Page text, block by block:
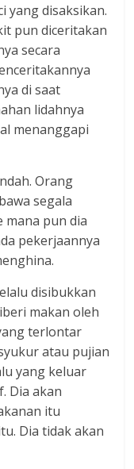
yang disaksikan.
pun diceritakan
secara
di saat
lidahnya
menanggapi
Orang
segala
mana pun dia
pekerjaannya
disibukkan
makan oleh
terlontar
atau pujian
yang keluar
Dia akan
itu
Dia tidak akan